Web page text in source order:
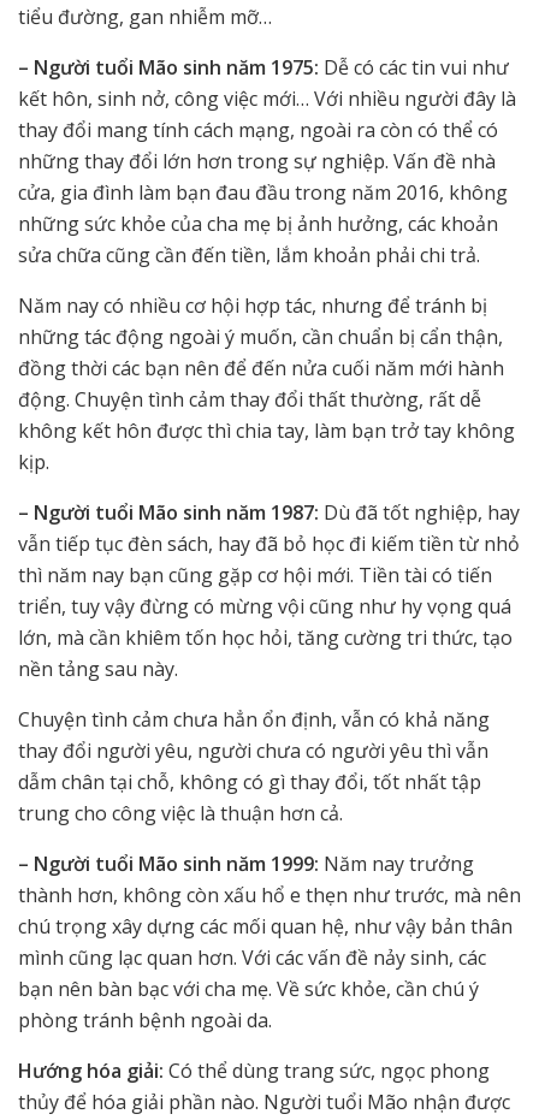
tiểu đường, gan nhiễm mỡ…
– Người tuổi Mão sinh năm 1975: Dễ có các tin vui như
kết hôn, sinh nở, công việc mới… Với nhiều người đây là
thay đổi mang tính cách mạng, ngoài ra còn có thể có
những thay đổi lớn hơn trong sự nghiệp. Vấn đề nhà
cửa, gia đình làm bạn đau đầu trong năm 2016, không
những sức khỏe của cha mẹ bị ảnh hưởng, các khoản
sửa chữa cũng cần đến tiền, lắm khoản phải chi trả.
Năm nay có nhiều cơ hội hợp tác, nhưng để tránh bị
những tác động ngoài ý muốn, cần chuẩn bị cẩn thận,
đồng thời các bạn nên để đến nửa cuối năm mới hành
động. Chuyện tình cảm thay đổi thất thường, rất dễ
không kết hôn được thì chia tay, làm bạn trở tay không
kịp.
– Người tuổi Mão sinh năm 1987: Dù đã tốt nghiệp, hay
vẫn tiếp tục đèn sách, hay đã bỏ học đi kiếm tiền từ nhỏ
thì năm nay bạn cũng gặp cơ hội mới. Tiền tài có tiến
triển, tuy vậy đừng có mừng vội cũng như hy vọng quá
lớn, mà cần khiêm tốn học hỏi, tăng cường tri thức, tạo
nền tảng sau này.
Chuyện tình cảm chưa hẳn ổn định, vẫn có khả năng
thay đổi người yêu, người chưa có người yêu thì vẫn
dẫm chân tại chỗ, không có gì thay đổi, tốt nhất tập
trung cho công việc là thuận hơn cả.
– Người tuổi Mão sinh năm 1999: Năm nay trưởng
thành hơn, không còn xấu hổ e thẹn như trước, mà nên
chú trọng xây dựng các mối quan hệ, như vậy bản thân
mình cũng lạc quan hơn. Với các vấn đề nảy sinh, các
bạn nên bàn bạc với cha mẹ. Về sức khỏe, cần chú ý
phòng tránh bệnh ngoài da.
Hướng hóa giải: Có thể dùng trang sức, ngọc phong
thủy để hóa giải phần nào. Người tuổi Mão nhận được